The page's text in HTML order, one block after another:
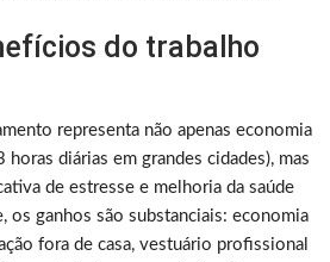
do trabalho
representa não apenas economia
diárias em grandes cidades), mas
de estresse e melhoria da saúde
os ganhos são substanciais: economia
fora de casa, vestuário profissional